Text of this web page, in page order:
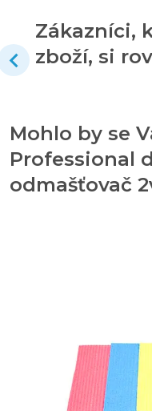
Zákazníci,
zboží, si
Mohlo by se
Professional
odmašťovač